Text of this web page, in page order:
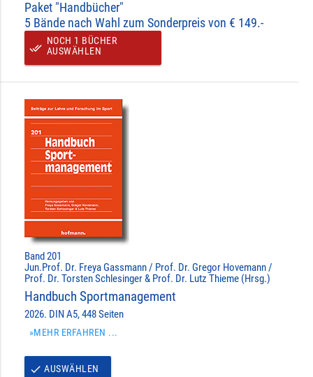
Paket "Handbücher"
5 Bände nach Wahl zum Sonderpreis von € 149.-
done_all
NOCH 1 BÜCHER
AUSWÄHLEN
Band 201
Jun.Prof. Dr. Freya Gassmann / Prof. Dr. Gregor Hovemann /
Prof. Dr. Torsten Schlesinger & Prof. Dr. Lutz Thieme (Hrsg.)
Handbuch Sportmanagement
2026. DIN A5, 448 Seiten
»MEHR ERFAHREN ...
done AUSWÄHLEN